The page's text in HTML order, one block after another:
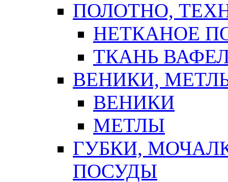
ПОЛОТНО,
НЕТКАНОЕ
ТКАНЬ
ВЕНИКИ,
ВЕНИКИ
МЕТЛЫ
ГУБКИ,
ПОСУДЫ